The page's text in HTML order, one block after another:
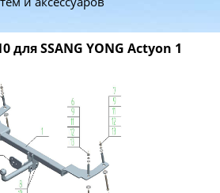
для SSANG YONG Actyon 1